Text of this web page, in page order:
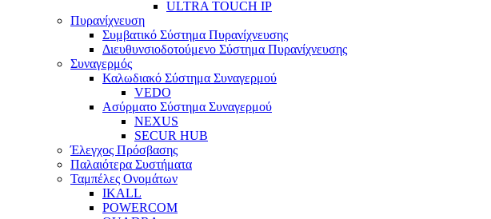
ULTRA TOUCH IP
Πυρανίχνευση
Συμβατικό Σύστημα Πυρανίχνευσης
Διευθυνσιοδοτούμενο Σύστημα Πυρανίχνευσης
Συναγερμός
Καλωδιακό Σύστημα Συναγερμού
VEDO
Ασύρματο Σύστημα Συναγερμού
NEXUS
SECUR HUB
Έλεγχος Πρόσβασης
Παλαιότερα Συστήματα
Ταμπέλες Ονομάτων
IKALL
POWERCOM